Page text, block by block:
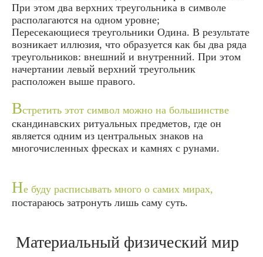
При этом два верхних треугольника в символе
располагаются на одном уровне;
Пересекающиеся треугольники Одина. В результате
возникает иллюзия, что образуется как бы два ряда
треугольников: внешний и внутренний. При этом
начертании левый верхний треугольник
расположен выше правого.
Встретить этот символ можно на большинстве
скандинавских ритуальных предметов, где он
является одним из центральных знаков на
многочисленных фресках и камнях с рунами.
Не буду расписывать много о самих мирах,
постараюсь затронуть лишь саму суть.
Материальный физический мир